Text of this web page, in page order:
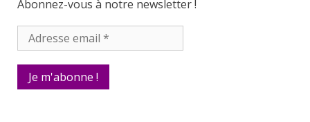
Abonnez-vous à notre newsletter !